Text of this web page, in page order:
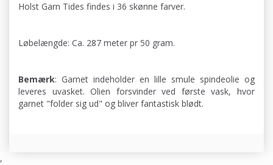
Holst Garn Tides findes i 36 skønne farver.
Løbelængde: Ca. 287 meter pr 50 gram.
Bemærk: Garnet indeholder en lille smule spindeolie og
leveres uvasket. Olien forsvinder ved første vask, hvor
garnet "folder sig ud" og bliver fantastisk blødt.
,